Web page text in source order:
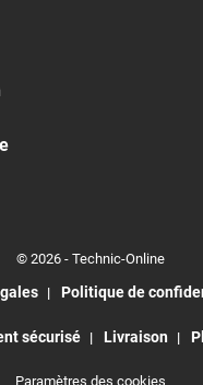
© 2026 - Technic-Online
Politique de
sécurisé Livraison
Paramètres des cookies